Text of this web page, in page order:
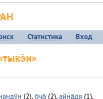
Статистика Вход
(2),о̄ча̄(2),айна̄дя (1),